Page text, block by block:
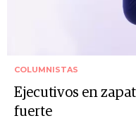
COLUMNISTAS
Ejecutivos en
fuerte